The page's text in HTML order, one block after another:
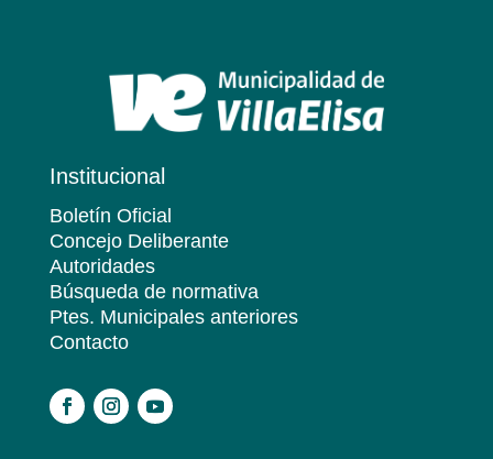
Institucional
Boletín Oficial
Concejo Deliberante
Autoridades
Búsqueda de normativa
Ptes. Municipales anteriores
Contacto